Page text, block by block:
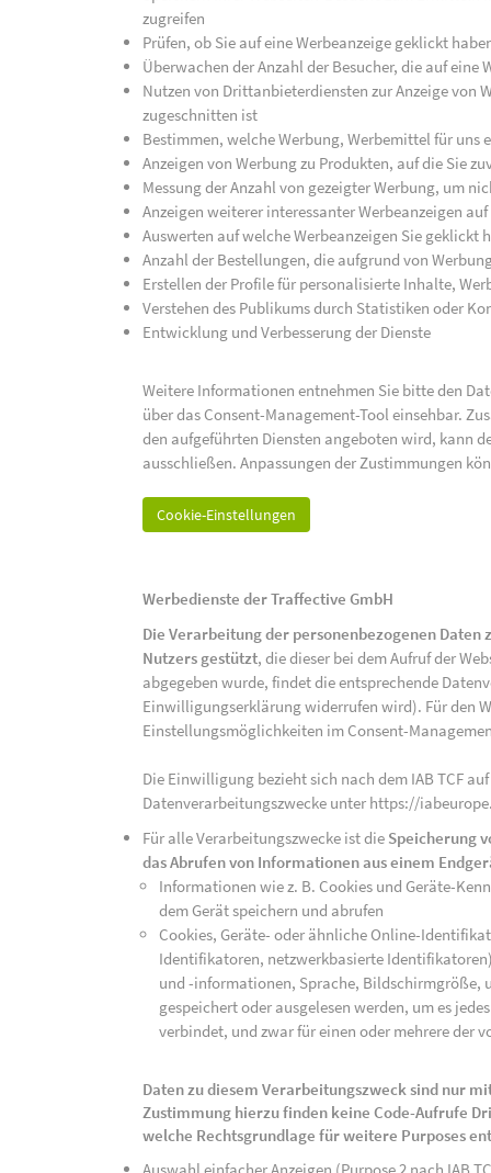
zugreifen
Prüfen, ob Sie auf eine Werbeanzeige geklickt
Überwachen der Anzahl der Besucher, die auf
Nutzen von Drittanbieterdiensten zur Anzeige von
zugeschnitten ist
Bestimmen, welche Werbung, Werbemittel für uns
Anzeigen von Werbung zu Produkten, auf die Sie
Messung der Anzahl von gezeigter Werbung, um
Anzeigen weiterer interessanter Werbeanzeigen
Auswerten auf welche Werbeanzeigen Sie geklickt
Anzahl der Bestellungen, die aufgrund von
Erstellen der Profile für personalisierte Inhalte,
Verstehen des Publikums durch Statistiken oder
Entwicklung und Verbesserung der Dienste
Weitere Informationen entnehmen Sie bitte den
über das Consent-Management-Tool einsehbar.
den aufgeführten Diensten angeboten wird, kann
ausschließen. Anpassungen der Zustimmungen
Cookie-Einstellungen
Werbedienste der Traffective GmbH
Die Verarbeitung der personenbezogenen
Nutzers gestützt, die dieser bei dem Aufruf der
abgegeben wurde, findet die entsprechende
Einwilligungserklärung widerrufen wird). Für den
Einstellungsmöglichkeiten im Consent-
Die Einwilligung bezieht sich nach dem IAB TCF
Datenverarbeitungszwecke unter https://
Für alle Verarbeitungszwecke ist die Speicherung
das Abrufen von Informationen aus einem
Informationen wie z. B. Cookies und Geräte-
dem Gerät speichern und abrufen
Cookies, Geräte- oder ähnliche Online-
Identifikatoren, netzwerkbasierte
und -informationen, Sprache, Bildschirmgröße,
gespeichert oder ausgelesen werden, um es
verbindet, und zwar für einen oder mehrere der
Daten zu diesem Verarbeitungszweck sind nur
Zustimmung hierzu finden keine Code-Aufrufe
welche Rechtsgrundlage für weitere Purposes